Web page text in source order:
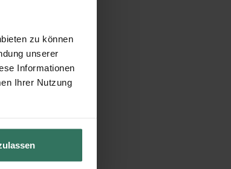
zu können
unserer
Informationen
Ihrer Nutzung